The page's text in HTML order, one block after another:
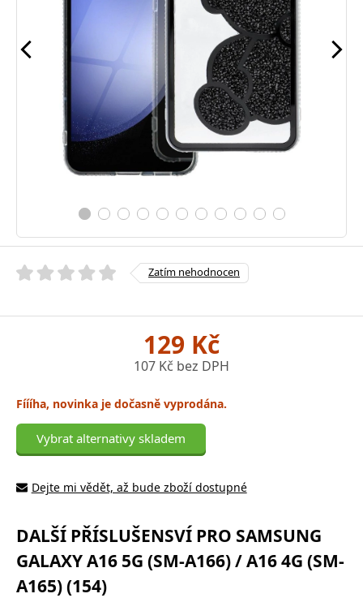
Zatím nehodnocen
129 Kč
107 Kč bez DPH
Fíííha, novinka je dočasně vyprodána.
Vybrat alternativy skladem
Dejte mi vědět, až bude zboží dostupné
DALŠÍ PŘÍSLUŠENSVÍ PRO SAMSUNG
GALAXY A16 5G (SM-A166) / A16 4G (SM-
A165) (154)